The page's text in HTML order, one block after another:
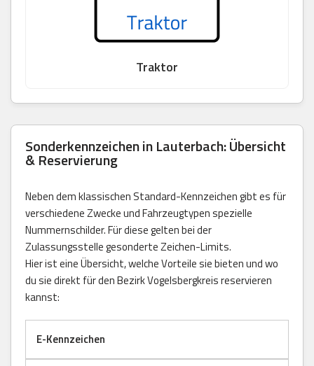
Traktor
Sonderkennzeichen in Lauterbach: Übersicht
& Reservierung
Neben dem klassischen Standard-Kennzeichen gibt es für
verschiedene Zwecke und Fahrzeugtypen spezielle
Nummernschilder. Für diese gelten bei der
Zulassungsstelle gesonderte Zeichen-Limits.
Hier ist eine Übersicht, welche Vorteile sie bieten und wo
du sie direkt für den Bezirk Vogelsbergkreis reservieren
kannst:
E-Kennzeichen